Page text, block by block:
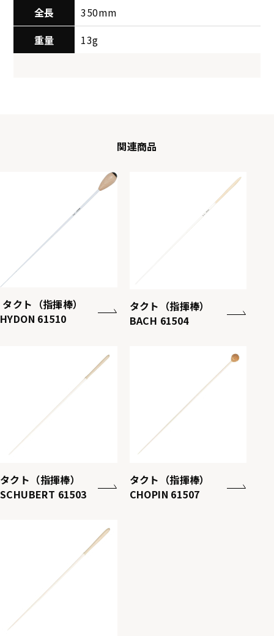
全長
350mm
重量
13g
関連商品
タクト（指揮棒）
HYDON 61510
タクト（指揮棒）
BACH 61504
タクト（指揮棒）
SCHUBERT 61503
タクト（指揮棒）
CHOPIN 61507